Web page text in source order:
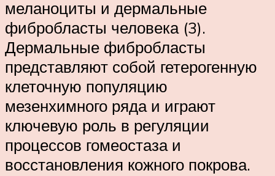
меланоциты и дермальные
фибробласты человека (3).
Дермальные фибробласты
представляют собой гетерогенную
клеточную популяцию
мезенхимного ряда и играют
ключевую роль в регуляции
процессов гомеостаза и
восстановления кожного покрова.